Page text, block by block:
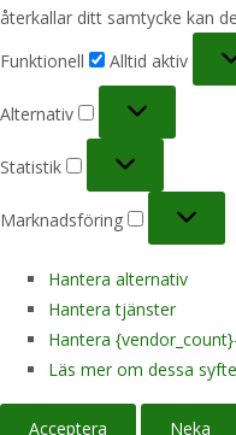
återkallar ditt samtycke kan
Funktionell
Alltid aktiv
Alternativ
Statistik
Marknadsföring
Hantera alternativ
Hantera tjänster
Hantera
Läs mer om dessa
Acceptera Neka